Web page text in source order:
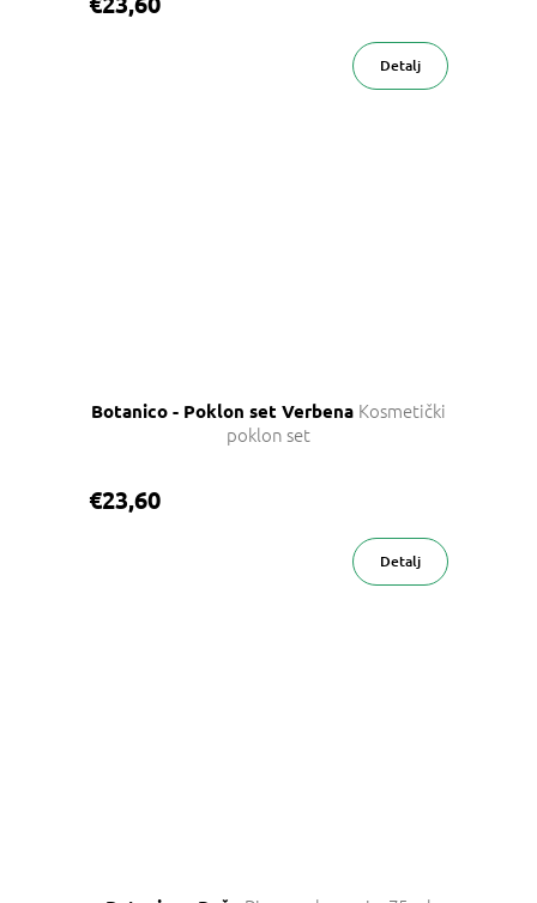
Detalj
Botanico - Poklon set Verbena Kosmetički
poklon set
€23,60
Detalj